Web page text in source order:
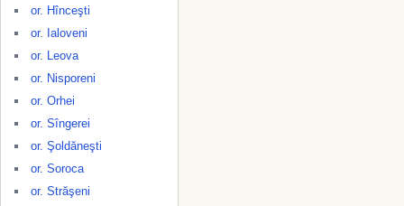
or. Hînceşti
or. Ialoveni
or. Leova
or. Nisporeni
or. Orhei
or. Sîngerei
or. Şoldăneşti
or. Soroca
or. Străşeni